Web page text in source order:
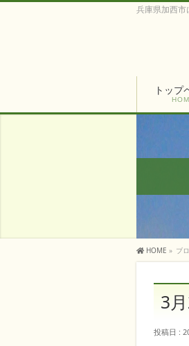
兵庫県加西市
トップ
HOME » ブ
3
投稿日 :